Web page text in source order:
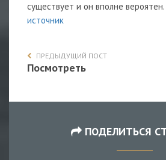
существует и он вполне вероятен.
источник
ПРЕДЫДУЩИЙ ПОСТ
Посмотреть
ПОДЕЛИТЬСЯ